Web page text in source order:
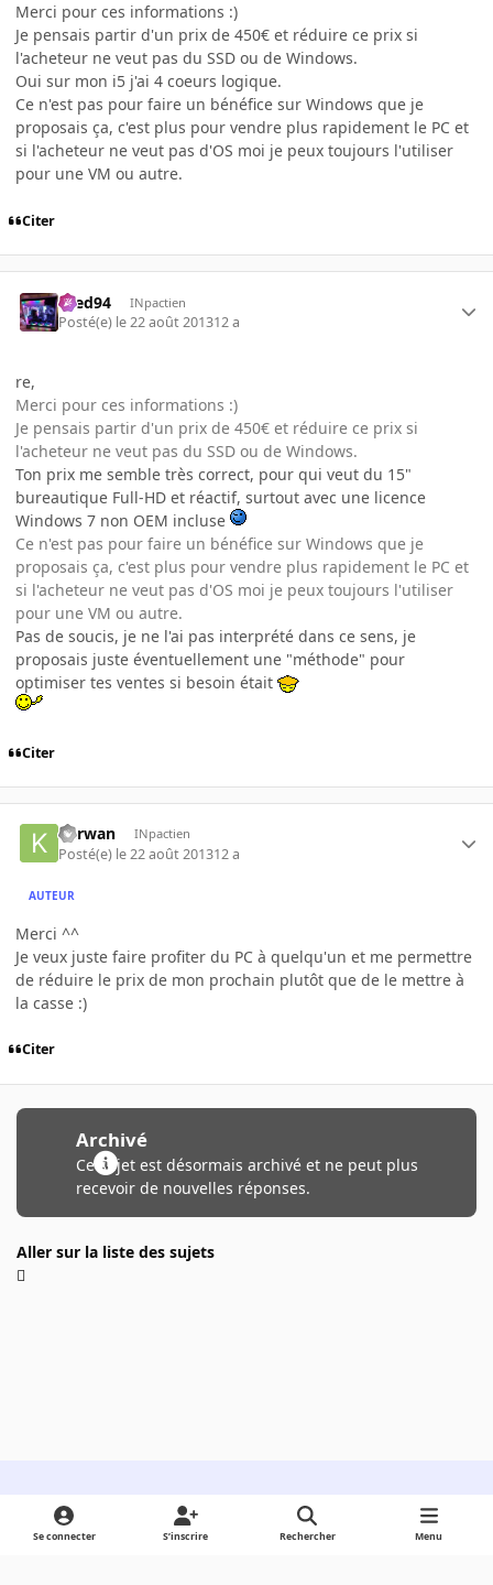
Merci pour ces informations :)
Je pensais partir d'un prix de 450€ et réduire ce prix si
l'acheteur ne veut pas du SSD ou de Windows.
Oui sur mon i5 j'ai 4 coeurs logique.
Ce n'est pas pour faire un bénéfice sur Windows que je
proposais ça, c'est plus pour vendre plus rapidement le PC et
si l'acheteur ne veut pas d'OS moi je peux toujours l'utiliser
pour une VM ou autre.
Citer
bred94 INpactien
Posté(e) le 22 août 201312 a
re,
Merci pour ces informations :)
Je pensais partir d'un prix de 450€ et réduire ce prix si
l'acheteur ne veut pas du SSD ou de Windows.
Ton prix me semble très correct, pour qui veut du 15"
bureautique Full-HD et réactif, surtout avec une licence
Windows 7 non OEM incluse
Ce n'est pas pour faire un bénéfice sur Windows que je
proposais ça, c'est plus pour vendre plus rapidement le PC et
si l'acheteur ne veut pas d'OS moi je peux toujours l'utiliser
pour une VM ou autre.
Pas de soucis, je ne l'ai pas interprété dans ce sens, je
proposais juste éventuellement une "méthode" pour
optimiser tes ventes si besoin était
Citer
Kerwan INpactien
Posté(e) le 22 août 201312 a
AUTEUR
Merci ^^
Je veux juste faire profiter du PC à quelqu'un et me permettre
de réduire le prix de mon prochain plutôt que de le mettre à
la casse :)
Citer
Archivé
Ce sujet est désormais archivé et ne peut plus
recevoir de nouvelles réponses.
Aller sur la liste des sujets
Light ModeDark ModeSystem Preference
Se connecter S’inscrire Rechercher Menu